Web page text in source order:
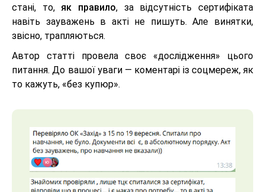
стані, то,як правило, за відсутність сертифіката
навіть зауважень в акті не пишуть. Але винятки,
звісно, трапляються.
Автор статті провела своє «дослідження» цього
питання. До вашої уваги — коментарі із соцмереж, як
то кажуть, «без купюр».